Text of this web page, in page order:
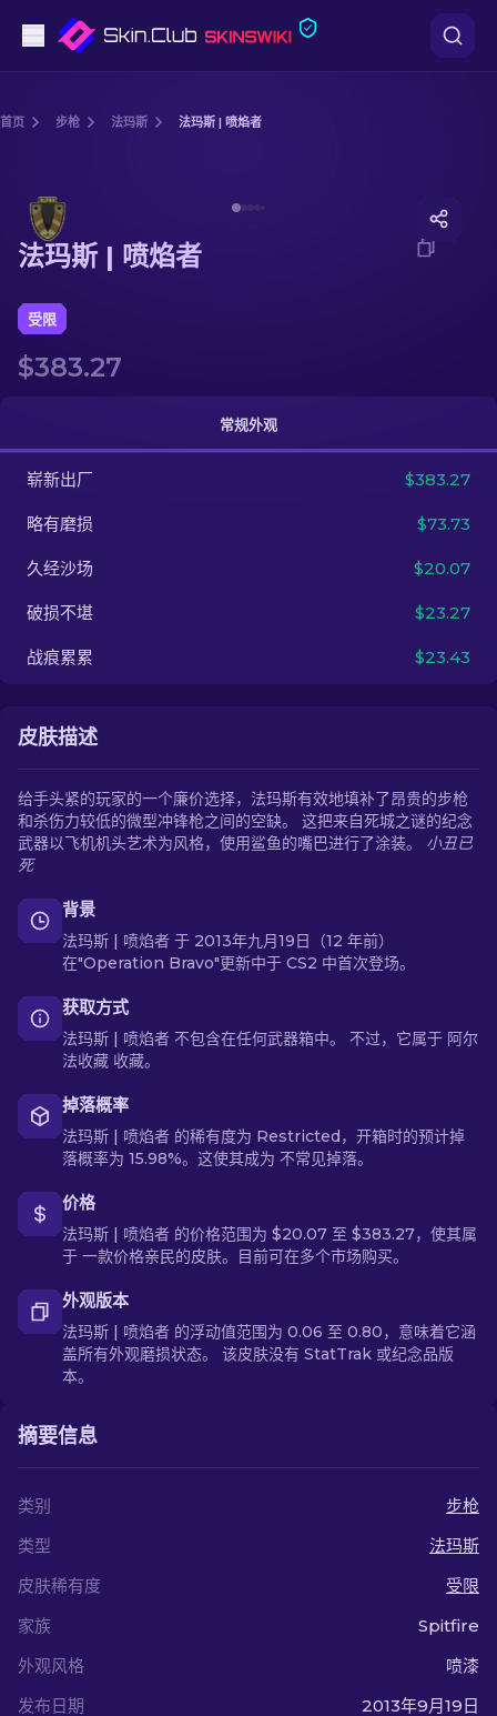
狙击步枪
手套
其他
首页 步枪 法玛斯 法玛斯 | 喷焰者
法玛斯 | 喷焰者
受限
$383.27
常规外观
崭新出厂 $383.27
略有磨损 $73.73
久经沙场 $20.07
破损不堪 $23.27
战痕累累 $23.43
皮肤描述
给手头紧的玩家的一个廉价选择，法玛斯有效地填补了昂贵的步枪
和杀伤力较低的微型冲锋枪之间的空缺。 这把来自死城之谜的纪念
武器以飞机机头艺术为风格，使用鲨鱼的嘴巴进行了涂装。 小丑已
死
背景
法玛斯 | 喷焰者 于 2013年九月19日（12 年前）
在"Operation Bravo"更新中于 CS2 中首次登场。
获取方式
法玛斯 | 喷焰者 不包含在任何武器箱中。 不过，它属于 阿尔
法收藏 收藏。
掉落概率
法玛斯 | 喷焰者 的稀有度为 Restricted，开箱时的预计掉
落概率为 15.98%。这使其成为 不常见掉落。
价格
法玛斯 | 喷焰者 的价格范围为 $20.07 至 $383.27，使其属
于 一款价格亲民的皮肤。目前可在多个市场购买。
外观版本
法玛斯 | 喷焰者 的浮动值范围为 0.06 至 0.80，意味着它涵
盖所有外观磨损状态。 该皮肤没有 StatTrak 或纪念品版
本。
摘要信息
类别
步枪
类型
法玛斯
皮肤稀有度
受限
家族
Spitfire
外观风格
喷漆
发布日期
2013年9月19日